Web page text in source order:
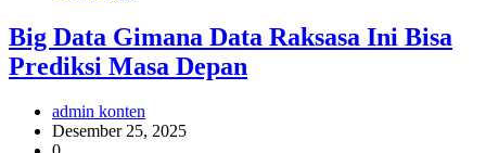
Big Data Gimana Data Raksasa Ini Bisa
Prediksi Masa Depan
admin konten
Desember 25, 2025